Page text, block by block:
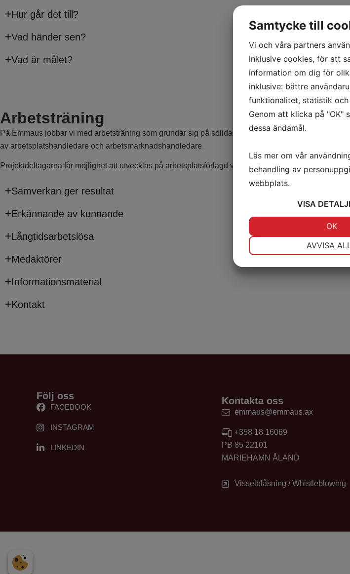
Hur går det till?
Vad händer sen?
Vad är målet?
Arbetsträning
På Emmaus jobbar vi med arbetsträning som grundar sig på solidaritet, hållbarhet och
av arbetsplatshandledare och arbetsmarknadshandledare.
Projektdeltagarna får möjlighet att utvecklas på arbetsplatsförlagd verksamhet på Emmaus eller på
Samverkan ger resultat
Erkännande av kunnande
Långtidsarbetslösa
Medaktörer
Informationsmaterial
Kontakt
Följ oss
FACEBOOK
INSTAGRAM
LINKEDIN
Kontakta oss
emmaus@emmaus.ax
+358 18 16069
PB 85 22101
MARIEHAMN ÅLAND
Visselblåsning / Whistleblowing
Samtycke till
Vi och våra partners
inklusive cookies, för att
information om dig för
inklusive: bättre
funktionalitet, statistik
Genom att klicka på "OK"
dessa ändamål.
Läs mer om vår
behandling av
webbplats.
VISA
AVVISA
OK